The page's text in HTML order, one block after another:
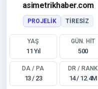
asimetrikhaber.com
PROJELIK TIRESIZ
YAŞ
11 Yıl
GÜN. HİT
500
DA / PA
13 / 23
DR / RANK
14 / 12.4M